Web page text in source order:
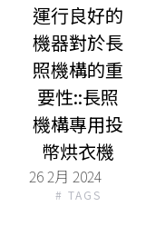
運行良好的
機器對於長
照機構的重
要性::長照
機構專用投
幣烘衣機
26 2月 2024
# TAGS